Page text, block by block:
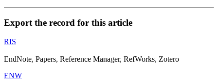
Export the record for this article
RIS
EndNote, Papers, Reference Manager, RefWorks, Zotero
ENW